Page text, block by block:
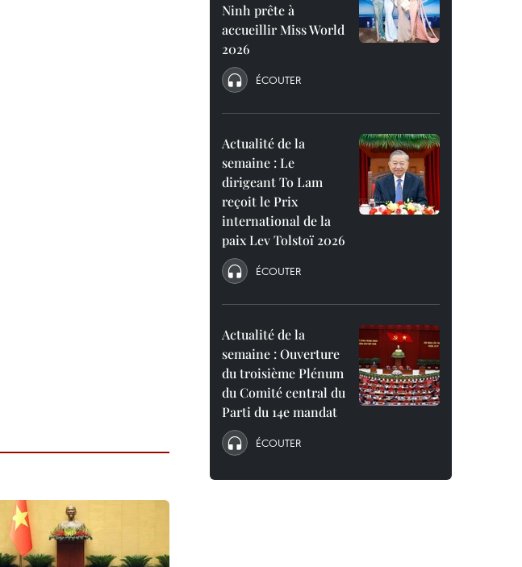
Ninh prête à
accueillir Miss World
2026
ÉCOUTER
Actualité de la
semaine : Le
dirigeant To Lam
reçoit le Prix
international de la
paix Lev Tolstoï 2026
ÉCOUTER
Actualité de la
semaine : Ouverture
du troisième Plénum
du Comité central du
Parti du 14e mandat
ÉCOUTER